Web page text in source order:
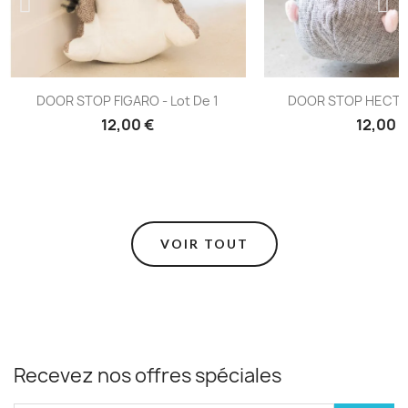
DOOR STOP FIGARO - Lot De 1
12,00 €
DOOR STOP
12,00 €
VOIR TOUT
Recevez nos offres spéciales